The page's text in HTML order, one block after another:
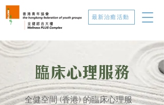
最新治癒活動
臨床心理服務
全健空間 (香港) 的臨床心理服